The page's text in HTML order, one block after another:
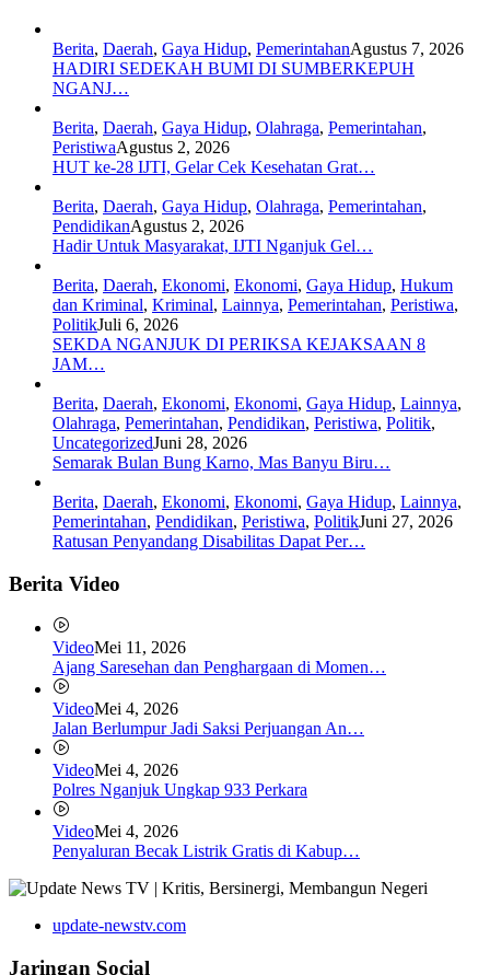
Berita, Daerah, Gaya Hidup, PemerintahanAgustus 7, 2026
HADIRI SEDEKAH BUMI DI SUMBERKEPUH
NGANJ…
Berita, Daerah, Gaya Hidup, Olahraga, Pemerintahan,
PeristiwaAgustus 2, 2026
HUT ke-28 IJTI, Gelar Cek Kesehatan Grat…
Berita, Daerah, Gaya Hidup, Olahraga, Pemerintahan,
PendidikanAgustus 2, 2026
Hadir Untuk Masyarakat, IJTI Nganjuk Gel…
Berita, Daerah, Ekonomi, Ekonomi, Gaya Hidup, Hukum
dan Kriminal, Kriminal, Lainnya, Pemerintahan, Peristiwa,
PolitikJuli 6, 2026
SEKDA NGANJUK DI PERIKSA KEJAKSAAN 8
JAM…
Berita, Daerah, Ekonomi, Ekonomi, Gaya Hidup, Lainnya,
Olahraga, Pemerintahan, Pendidikan, Peristiwa, Politik,
UncategorizedJuni 28, 2026
Semarak Bulan Bung Karno, Mas Banyu Biru…
Berita, Daerah, Ekonomi, Ekonomi, Gaya Hidup, Lainnya,
Pemerintahan, Pendidikan, Peristiwa, PolitikJuni 27, 2026
Ratusan Penyandang Disabilitas Dapat Per…
Berita Video
VideoMei 11, 2026
Ajang Saresehan dan Penghargaan di Momen…
VideoMei 4, 2026
Jalan Berlumpur Jadi Saksi Perjuangan An…
VideoMei 4, 2026
Polres Nganjuk Ungkap 933 Perkara
VideoMei 4, 2026
Penyaluran Becak Listrik Gratis di Kabup…
update-newstv.com
Jaringan Social